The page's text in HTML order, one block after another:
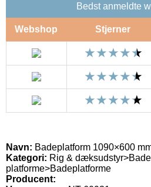
Bedst anmeldte
Webshop Stjerner
Navn: Badeplatform 1090×600
Kategori: Rig &
platforme>Badeplatforme
Producent: